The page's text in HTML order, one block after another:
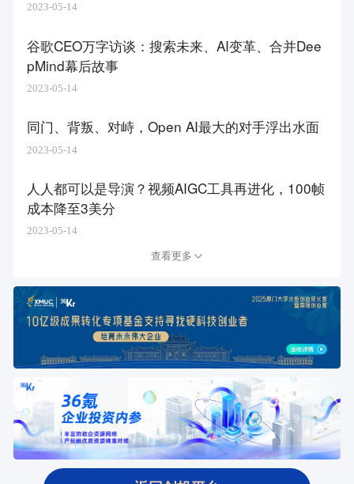
2023-05-14
谷歌CEO万字访谈：搜索未来、AI变革、合并Dee
pMind幕后故事
2023-05-14
同门、背叛、对峙，Open AI最大的对手浮出水面
2023-05-14
人人都可以是导演？视频AIGC工具再进化，100帧
成本降至3美分
2023-05-14
查看更多